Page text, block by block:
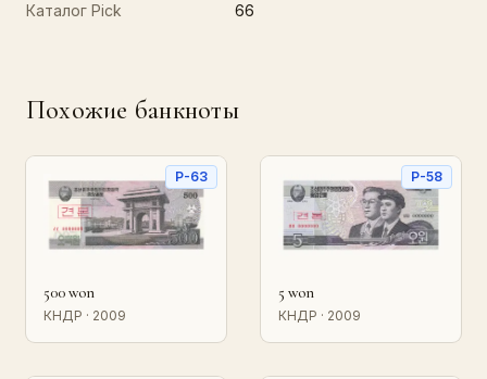
Каталог Pick 66
Похожие банкноты
P-63
500 won
КНДР · 2009
P-58
5 won
КНДР · 2009